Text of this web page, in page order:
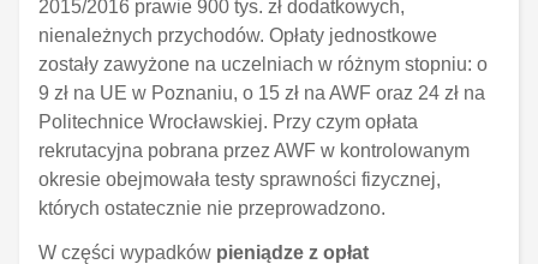
2015/2016 prawie 900 tys. zł dodatkowych,
nienależnych przychodów. Opłaty jednostkowe
zostały zawyżone na uczelniach w różnym stopniu: o
9 zł na UE w Poznaniu, o 15 zł na AWF oraz 24 zł na
Politechnice Wrocławskiej. Przy czym opłata
rekrutacyjna pobrana przez AWF w kontrolowanym
okresie obejmowała testy sprawności fizycznej,
których ostatecznie nie przeprowadzono.
W części wypadków pieniądze z opłat